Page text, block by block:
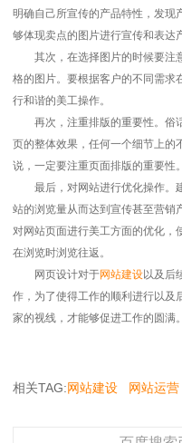
明确自己所宣传的产品特性，发现
够体现卖点的图片进行宣传和表达
其次，在选择图片的时候要注
格的图片。要根据客户的不同需求
行和谐的美工操作。
再次，注重排版的重要性。俗
页的整体效果，任何一个细节上的
说，一定要注重页面排版的重要性。
最后，对网站进行优化操作。建
站的浏览量从而达到宣传甚至营销
对网站页面进行美工方面的优化，
在浏览时浏览往返。
网页设计对于网站建设以及后
作，为了使得工作的顺利进行以及
家的视线，才能够促进工作的圆满。
相关TAG:网站建设 网站运营